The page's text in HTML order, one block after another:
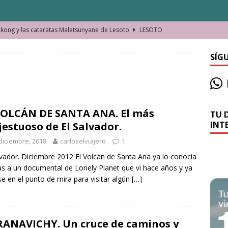
y las cataratas Maletsunyane de Lesoto
LESOTO
La historia de la misteriosa avioneta de la playa
JAMAICA
moverse en Seychelles de manera sostenible
El barrio más castizo de Malabo
GUINEA ECUATORIAL
DE SANTA ANA. El más
de El Salvador.
2018 carloselviajero 1
Diciembre 2012 El Volcán de Santa Ana ya lo conocía
a un documental de Lonely Planet que vi hace años y ya
en el punto de mira para visitar algún […]
Un cruce de caminos y
TU